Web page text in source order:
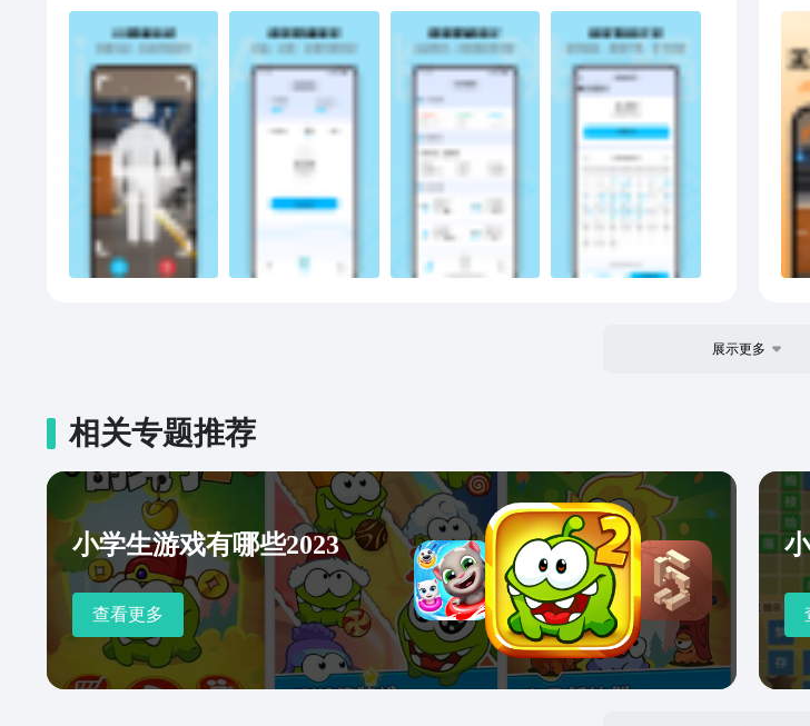
动，在日历上每日打卡。还可以分享给好友，分享自己的运
动成果，一起进行跳绳运动。
展示更多
相关专题推荐
小学生游戏有哪些2023
查看更多